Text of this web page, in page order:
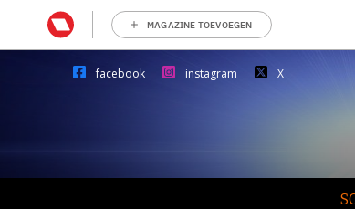
MAGAZINE TOEVOEGEN
facebook instagram X